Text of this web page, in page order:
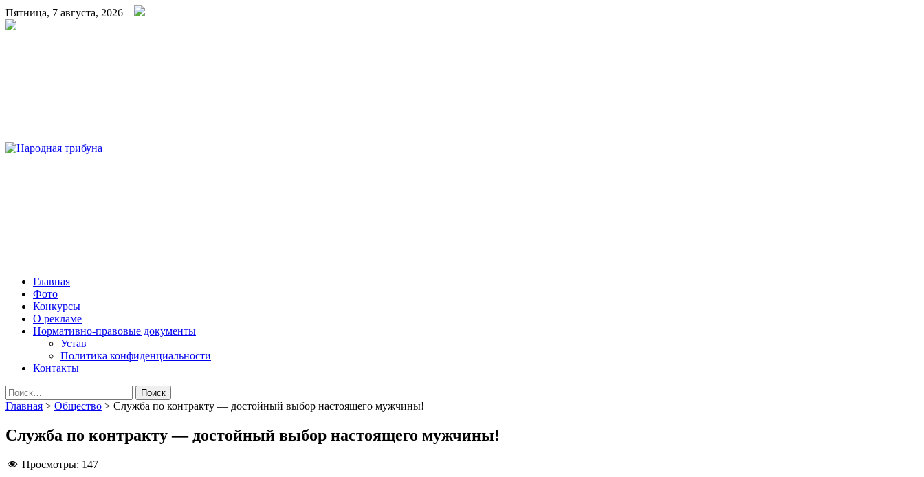
Пятница, 7 августа, 2026
Народная трибуна
Калининская районная газета
Главная
Фото
Конкурсы
О рекламе
Нормативно-правовые документы
Устав
Политика конфиденциальности
Контакты
Найти:
Главная > Общество > Служба по контракту — достойный выбор настоящего мужчины!
Служба по контракту — достойный выбор настоящего мужчины!
Просмотры: 147